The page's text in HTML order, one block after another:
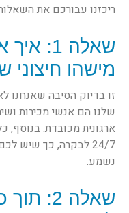
ריכזנו עבורכם את
שאלה
מישהו חיצוני
זו בדיוק הסיבה שאנחנו
שלנו הם אנשי מכירות
ארגונית מכובדת. בנוסף,
24/7 לבקרה, כך שיש
נשמע.
שאלה 2: